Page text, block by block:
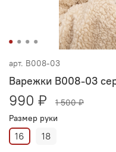
арт. В008-03
Варежки В008-03
990 ₽
1 500 ₽
Размер руки
16 18